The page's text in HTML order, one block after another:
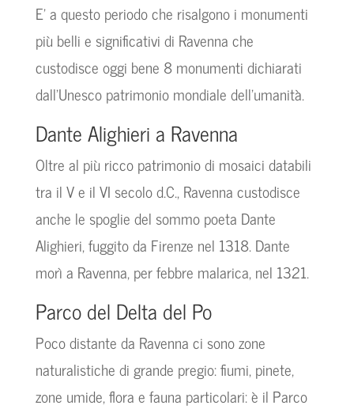
E’ a questo periodo che risalgono i monumenti
più belli e significativi di Ravenna che
custodisce oggi bene 8 monumenti dichiarati
dall’Unesco patrimonio mondiale dell’umanità.
Dante Alighieri a Ravenna
Oltre al più ricco patrimonio di mosaici databili
tra il V e il VI secolo d.C., Ravenna custodisce
anche le spoglie del sommo poeta Dante
Alighieri, fuggito da Firenze nel 1318. Dante
morì a Ravenna, per febbre malarica, nel 1321.
Parco del Delta del Po
Poco distante da Ravenna ci sono zone
naturalistiche di grande pregio: fiumi, pinete,
zone umide, flora e fauna particolari: è il Parco